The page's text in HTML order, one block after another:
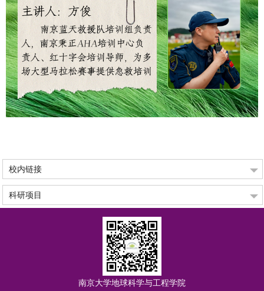
校内链接
科研项目
南京大学地球科学与工程学院